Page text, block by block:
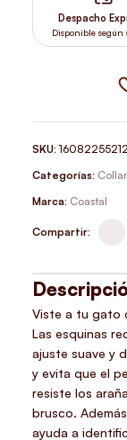
Despacho
Disponible según
SKU:
Categorías:
Marca: Coastal
Compartir:
Viste a tu gato
Las esquinas
ajuste suave y
y evita que el
resiste los
brusco.
ayuda a